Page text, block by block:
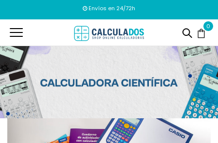
Envíos en 24/72h
0